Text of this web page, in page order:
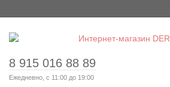
8 915 016 88 89
Ежедневно, с 11:00 до 19:00